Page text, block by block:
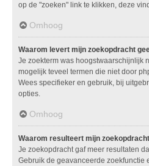
op de "zoeken" link te klikken, deze
Omhoog
Waarom levert mijn zoekopdracht
Je zoekterm was hoogstwaarschijnlijk
mogelijk teveel termen die niet door
Wees specifieker en gebruik, bij
opties.
Omhoog
Waarom resulteert mijn
Je zoekopdracht gaf meer resultaten
Gebruik de geavanceerde zoekfunctie